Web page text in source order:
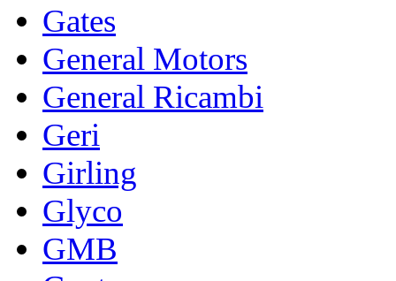
Gates
General Motors
General Ricambi
Geri
Girling
Glyco
GMB